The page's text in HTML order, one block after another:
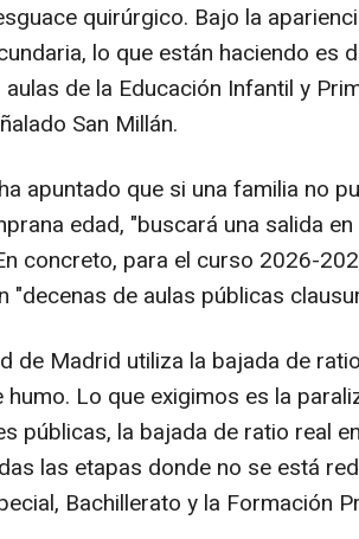
quirúrgico. Bajo la
lo que están haciendo es
de la Educación Infantil y
San Millán.
apuntado que si una familia no
edad, "buscará una salida
concreto, para el curso 2026-
"decenas de aulas públicas
de Madrid utiliza la bajada de
humo. Lo que exigimos es la
públicas, la bajada de ratio real
las etapas donde no se está
Bachillerato y la Formación